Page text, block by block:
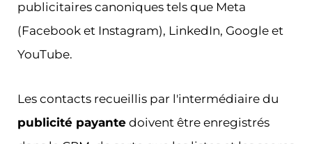
publicitaires canoniques tels que Meta
(Facebook et Instagram), LinkedIn, Google et
YouTube.
Les contacts recueillis par l'intermédiaire du
publicité payante doivent être enregistrés